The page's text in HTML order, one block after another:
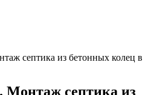
септика из бетонных колец в
Монтаж септика из